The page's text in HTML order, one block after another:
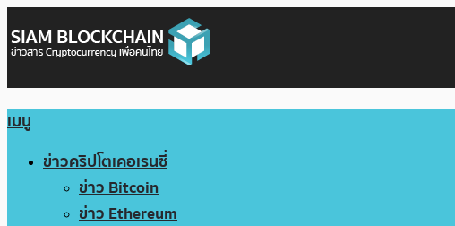
เมนู
ข่าวคริปโตเคอเรนซี่
ข่าว Bitcoin
ข่าว Ethereum